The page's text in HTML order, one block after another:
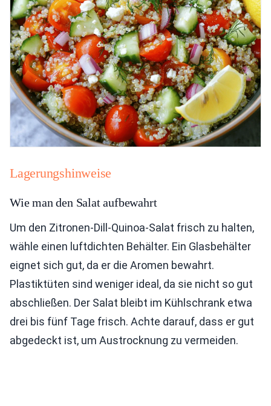
Lagerungshinweise
Wie man den Salat aufbewahrt
Um den Zitronen-Dill-Quinoa-Salat frisch zu halten,
wähle einen luftdichten Behälter. Ein Glasbehälter
eignet sich gut, da er die Aromen bewahrt.
Plastiktüten sind weniger ideal, da sie nicht so gut
abschließen. Der Salat bleibt im Kühlschrank etwa
drei bis fünf Tage frisch. Achte darauf, dass er gut
abgedeckt ist, um Austrocknung zu vermeiden.